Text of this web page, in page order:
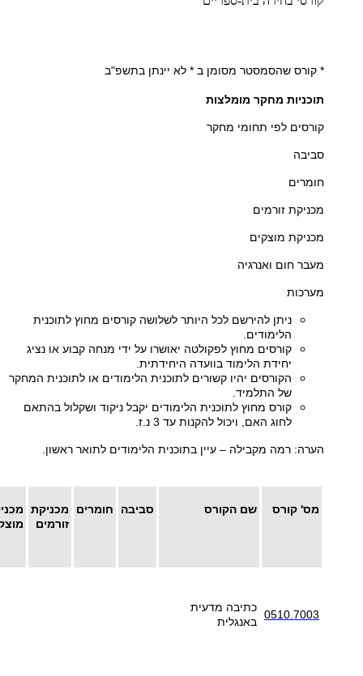
* קורס שהסמסטר מסומן ב * לא יינתן בתשפ"ב
תוכניות מחקר מומלצות
קורסים לפי תחומי מחקר
סביבה
חומרים
מכניקת זורמים
מכניקת מוצקים
מעבר חום ואנרגיה
מערכות
ניתן להירשם לכל היותר לשלושה קורסים מחוץ לתוכנית
הלימודים.
קורסים מחוץ לפקולטה יאושרו על ידי מנחה קבוע או נציג
יחידת הלימוד בוועדה היחידתית.
הקורסים יהיו קשורים לתוכנית הלימודים או לתוכנית המחקר
של התלמיד.
קורס מחוץ לתוכנית הלימודים יקבל ניקוד ושקלול בהתאם
לחוג האם, ויכול להקנות עד 3 נ.ז.
הערה: רמה מקבילה – עיין בתוכנית הלימודים לתואר ראשון.
מס' קורס שם הקורס סביבה חומרים
מכניקת
זורמים
0510.7003
כתיבה מדעית
באנגלית